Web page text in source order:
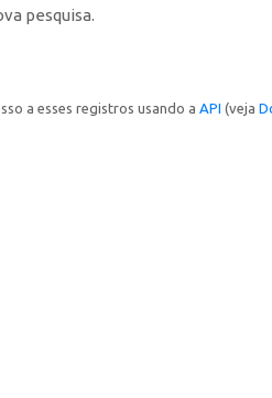
pesquisa.
a esses registros usando a API (veja